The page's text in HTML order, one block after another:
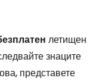
летищен
знаците
представете